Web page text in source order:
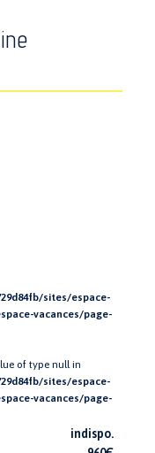
sites/espace-
vacances/page-
of type null in
sites/espace-
vacances/page-
indispo.